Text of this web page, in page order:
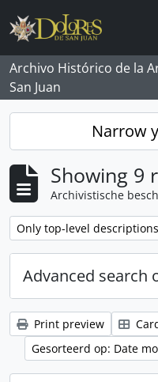
Skip to main content
Archivo Histórico de la
San Juan
Narrow
Showing 9
Archivistische
Remove filter:
Only top-level descriptions
Advanced search
Print preview
Gesorteerd op: Date